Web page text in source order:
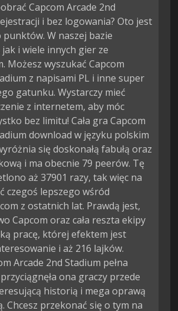
Capcom Arcade 2nd
i bez logowania? Oto jest
W naszej bazie
i wiele innych gier ze
Możesz wyszukać Capcom
z napisami PL i inne super
gatunku. Wystarczy mieć
z internetem, aby móc
bez limitu! Cała gra Capcom
download w języku polskim
się doskonałą fabułą oraz
i ma obecnie 79 peerów. Tę
aż 37901 razy, tak więc na
czegoś lepszego wśród
z ostatnich lat. Prawdą jest,
Capcom oraz cała reszta ekipy
pracę, której efektem jest
i aż 216 lajków.
Arcade 2nd Stadium pełna
ona graczy przede
historią i mega oprawą
Chcesz przekonać się o tym na